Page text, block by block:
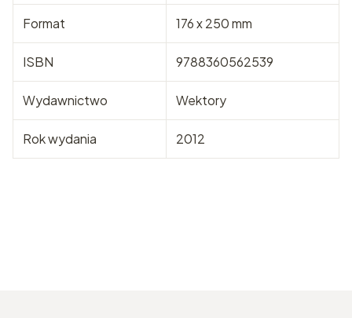
Format 176 x 250 mm
ISBN 9788360562539
Wydawnictwo Wektory
Rok wydania 2012